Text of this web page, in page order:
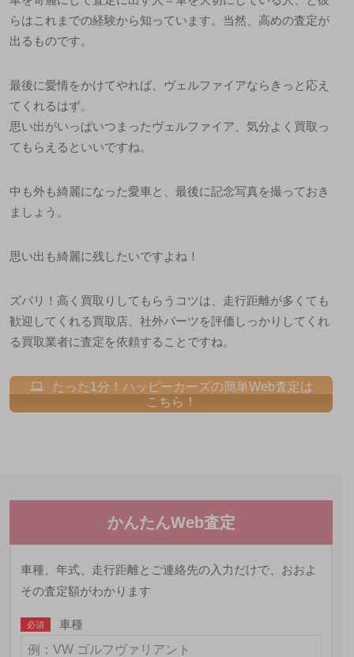
らはこれまでの経験から知っています。当然、高めの査定が
出るものです。
最後に愛情をかけてやれば、ヴェルファイアならきっと応え
てくれるはず。
思い出がいっぱいつまったヴェルファイア、気分よく買取っ
てもらえるといいですね。
中も外も綺麗になった愛車と、最後に記念写真を撮っておき
ましょう。
思い出も綺麗に残したいですよね！
ズバリ！高く買取りしてもらうコツは、走行距離が多くても
歓迎してくれる買取店、社外パーツを評価しっかりしてくれ
る買取業者に査定を依頼することですね。
たった1分！ハッピーカーズの簡単Web査定は
こちら！
かんたんWeb査定
車種、年式、走行距離とご連絡先の入力だけで、おおよ
その査定額がわかります
必須 車種